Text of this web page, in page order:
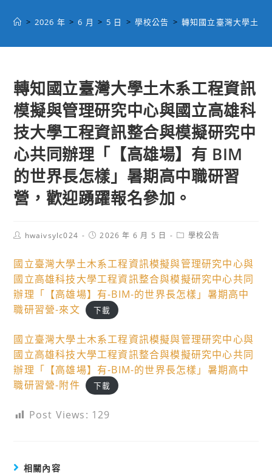
> 2026 年 > 6 月 > 5 日 > 學校公告 > 轉知國立臺灣大學土木
轉知國立臺灣大學土木系工程資訊
模擬與管理研究中心與國立高雄科
技大學工程資訊整合與模擬研究中
心共同辦理「【高雄場】有 BIM
的世界長怎樣」暑期高中職研習
營，歡迎踴躍報名參加。
Posthwaivsylc024
Post2026 年 6 月 5 日
Post學校公告
國立臺灣大學土木系工程資訊模擬與管理研究中心與
國立高雄科技大學工程資訊整合與模擬研究中心共同
辦理「【高雄場】有-BIM-的世界長怎樣」暑期高中
職研習營-來文
下載
國立臺灣大學土木系工程資訊模擬與管理研究中心與
國立高雄科技大學工程資訊整合與模擬研究中心共同
辦理「【高雄場】有-BIM-的世界長怎樣」暑期高中
職研習營-附件
下載
Post Views: 129
相關內容